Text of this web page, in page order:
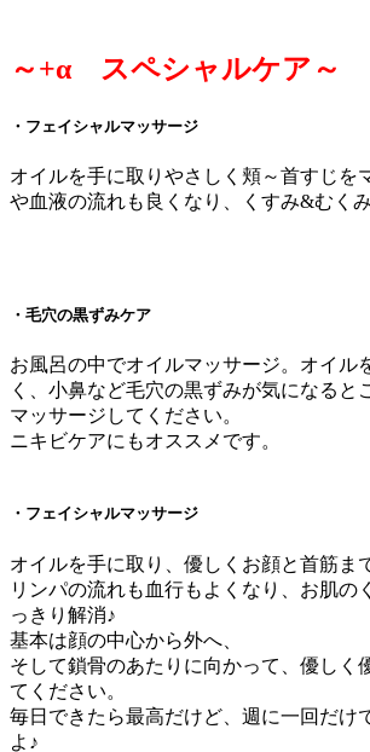
～+α スペシャルケア～
・フェイシャルマッサージ
オイルを手に取りやさしく頬～首すじを
や血液の流れも良くなり、くすみ&むくみ
・毛穴の黒ずみケア
お風呂の中でオイルマッサージ。オイル
く、小鼻など毛穴の黒ずみが気になると
マッサージしてください。
ニキビケアにもオススメです。
・フェイシャルマッサージ
オイルを手に取り、優しくお顔と首筋ま
リンパの流れも血行もよくなり、お肌の
っきり解消♪
基本は顔の中心から外へ、
そして鎖骨のあたりに向かって、優しく
てください。
毎日できたら最高だけど、週に一回だけ
よ♪